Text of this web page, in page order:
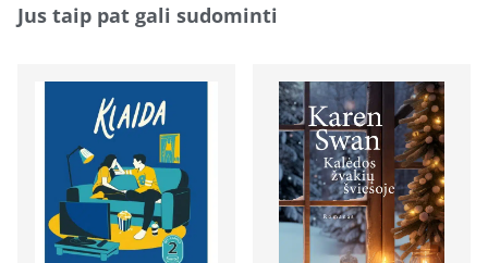
Jus taip pat gali sudominti